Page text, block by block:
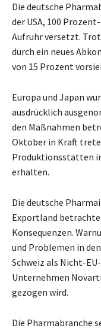
Die deutsche
der USA, 100
Aufruhr versetzt.
durch ein neues
von 15 Prozent
Europa und Japan
ausdrücklich
den Maßnahmen
Oktober in Kraft
Produktionsstätten in
erhalten.
Die deutsche
Exportland
Konsequenzen.
und Problemen in
Schweiz als Nicht-
Unternehmen
gezogen wird.
Die Pharmabranche